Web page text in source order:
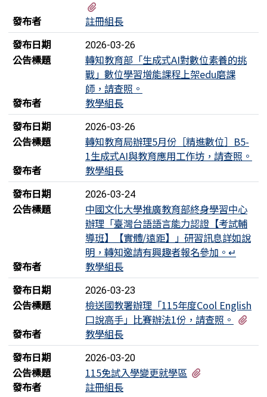
發布者
註冊組長
發布日期
2026-03-26
公告標題
轉知教育部「生成式AI對數位素養的挑
戰」數位學習增能課程上架edu磨課
師，請查照。
發布者
教學組長
發布日期
2026-03-26
公告標題
轉知教育局辦理5月份［精進數位］B5-
1生成式AI與教育應用工作坊，請查照。
發布者
教學組長
發布日期
2026-03-24
公告標題
中國文化大學推廣教育部終身學習中心
辦理「臺灣台語語言能力認證【考試輔
導班】【實體/遠距】」研習訊息詳如說
明，轉知邀請有興趣者報名參加。↵
發布者
教學組長
發布日期
2026-03-23
公告標題
檢送國教署辦理「115年度Cool English
口說高手」比賽辦法1份，請查照。
發布者
教學組長
發布日期
2026-03-20
公告標題 115免試入學變更就學區
發布者
註冊組長